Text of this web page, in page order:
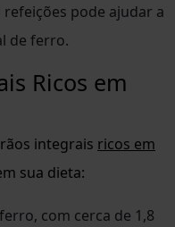
pode ajudar a
de ferro.
Ricos em
integrais ricos em
sua dieta:
com cerca de 1,8